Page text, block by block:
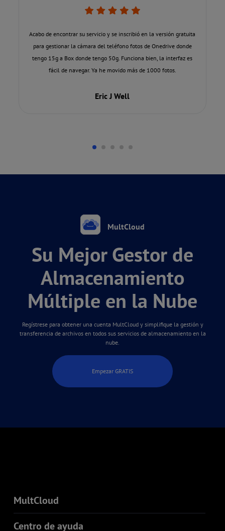
Acabo de encontrar su servicio y se inscribió en la versión gratuita
para gestionar la cámara del teléfono fotos de Onedrive donde
tengo 15g a Box donde tengo 50g. Funciona bien, la interfaz es
fácil de navegar. Ya he movido más de 1000 fotos.
Eric J Well
MultCloud
Su Mejor Gestor de
Almacenamiento
Múltiple en la Nube
Regístrese para obtener una cuenta MultCloud y simplifique la gestión y
transferencia de archivos en todos sus servicios de almacenamiento en la
nube.
Empezar GRATIS
MultCloud
Centro de ayuda